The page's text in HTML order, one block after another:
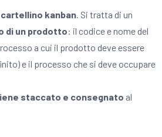
cartellino kanban. Si tratta di un
di un prodotto: il codice e nome del
a cui il prodotto deve essere
e il processo che si deve occupare
staccato e consegnato al